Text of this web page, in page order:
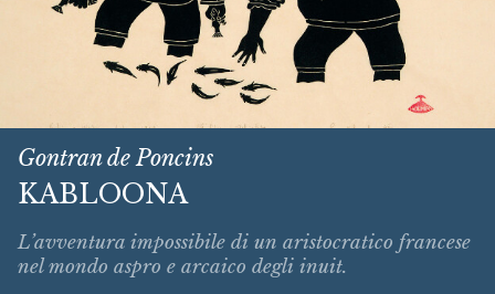
Gontran de Poncins
KABLOONA
L’avventura impossibile di un aristocratico francese
nel mondo aspro e arcaico degli inuit.